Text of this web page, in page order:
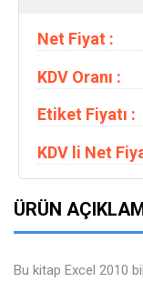
Net Fiyat :
KDV Oranı :
Etiket Fiyatı :
KDV li Net
ÜRÜN
Bu kitap Excel 2010